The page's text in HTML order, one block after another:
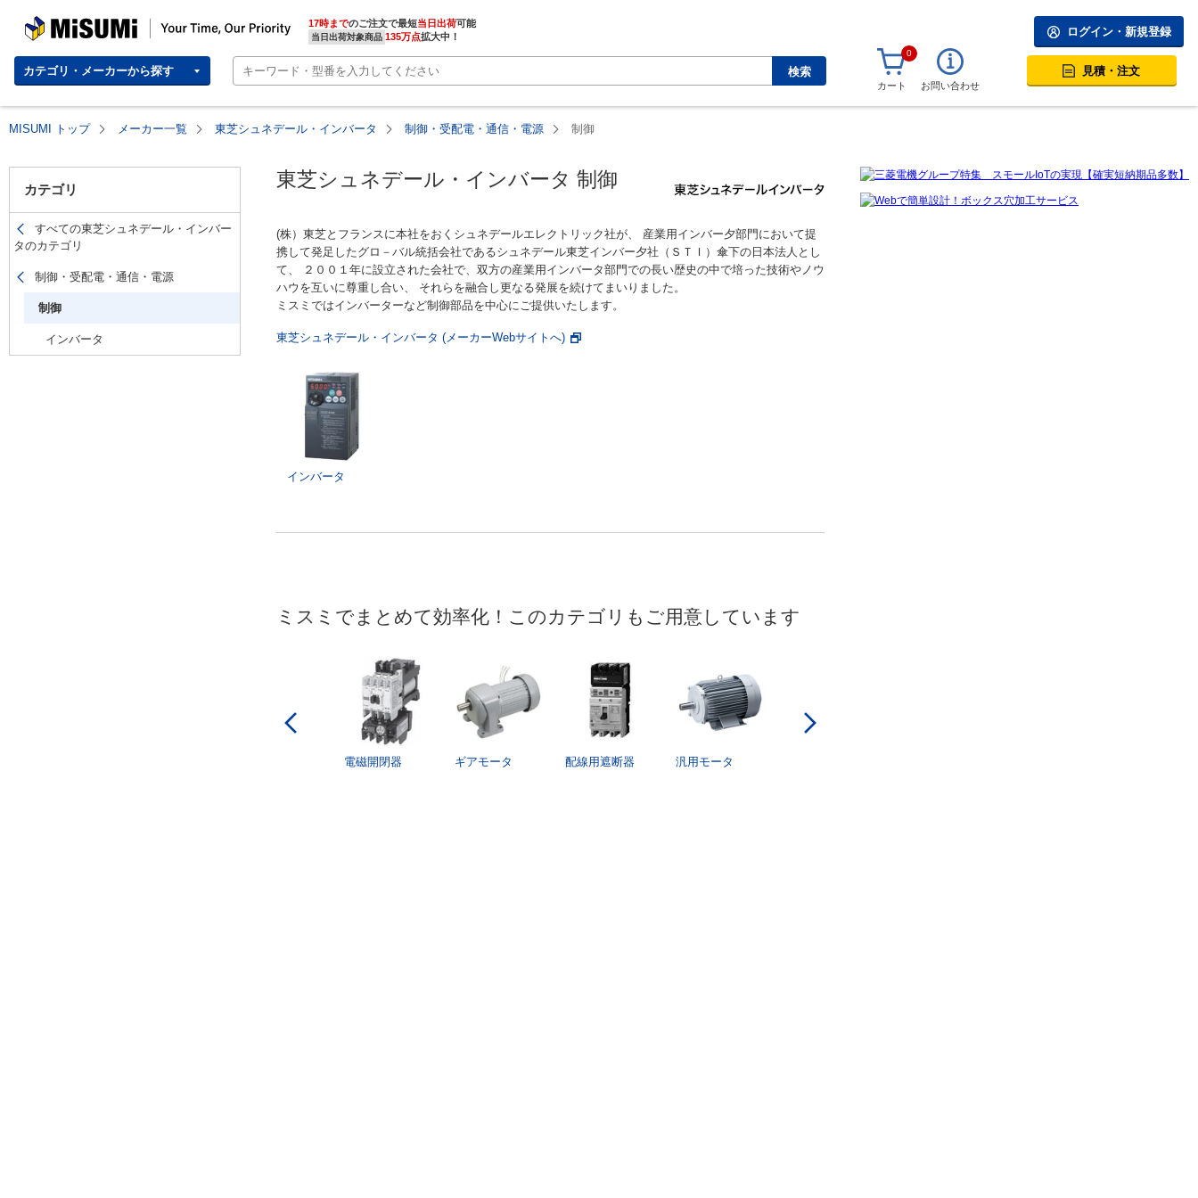
MISUMI | Your Time, Our Priority 17時までのご注文で最短当日出荷
当日出荷対象商品 135万点拡大中！
カテゴリ・メーカーから探す 検索
ログイン・新規登録
0
カート お問い合わせ
見積・注文
MISUMI トップ メーカー一覧 東芝シュネデール・インバータ 制御・受配電・通信・電源 制御
カテゴリ
すべての東芝シュネデール・インバー
タのカテゴリ
制御・受配電・通信・電源
制御
インバータ
東芝シュネデール・インバータ 制御
(株）東芝とフランスに本社をおくシュネデールエレクトリック社が、 産業用インバー夕部門において提
携して発足したグロ－バル統括会社であるシュネデール東芝インバー夕社（ＳＴＩ）傘下の日本法人とし
て、 ２００１年に設立された会社で、双方の産業用インバータ部門での長い歴史の中で培った技術やノウ
ハウを互いに尊重し合い、 それらを融合し更なる発展を続けてまいりました。
ミスミではインバーターなど制御部品を中心にご提供いたします。
東芝シュネデール・インバータ (メーカーWebサイトへ)
インバータ
ミスミでまとめて効率化！このカテゴリもご用意しています
電磁開閉器 ギアモータ 配線用遮断器 汎用モータ